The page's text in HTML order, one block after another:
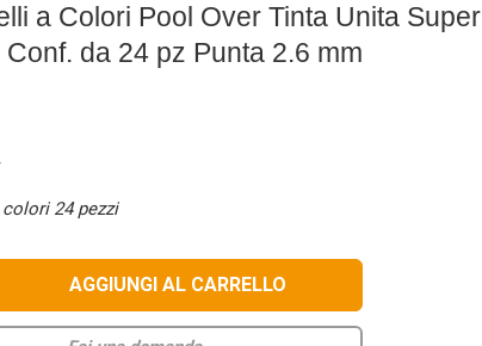
a Colori Pool Over Tinta Unita Super
Conf. da 24 pz Punta 2.6 mm
24 pezzi